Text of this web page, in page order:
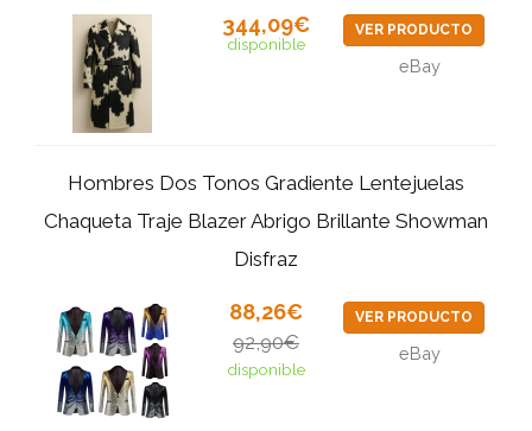
344,09€
disponible
VER PRODUCTO
eBay
Hombres Dos Tonos Gradiente Lentejuelas
Chaqueta Traje Blazer Abrigo Brillante Showman
Disfraz
88,26€
92,90€
disponible
VER PRODUCTO
eBay